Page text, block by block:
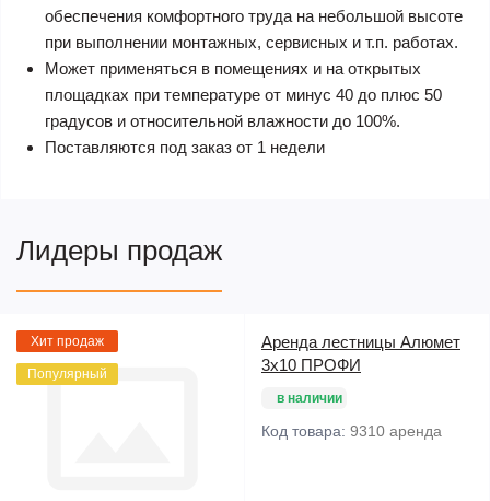
обеспечения комфортного труда на небольшой высоте
при выполнении монтажных, сервисных и т.п. работах.
Может применяться в помещениях и на открытых
площадках при температуре от минус 40 до плюс 50
градусов и относительной влажности до 100%.
Поставляются под заказ от 1 недели
Лидеры продаж
Хит продаж
Популярный
Аренда лестницы Алюмет
3х10 ПРОФИ
в наличии
Код товара: 9310 аренда